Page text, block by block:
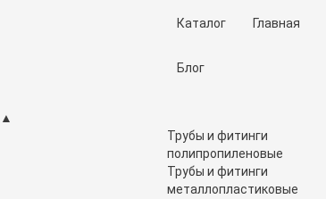
Каталог Главная
Блог
▲
Трубы и фитинги
полипропиленовые
Трубы и фитинги
металлопластиковые